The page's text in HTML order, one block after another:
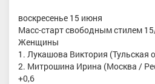
воскресенье 15 июня
Масс-старт свободным стилем
Женщины
1. Лукашова Виктория (Тульская
2. Митрошина Ирина (Москва /
+0,6